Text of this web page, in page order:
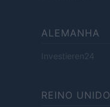
ALEMANHA
Investieren24
REINO UNIDO